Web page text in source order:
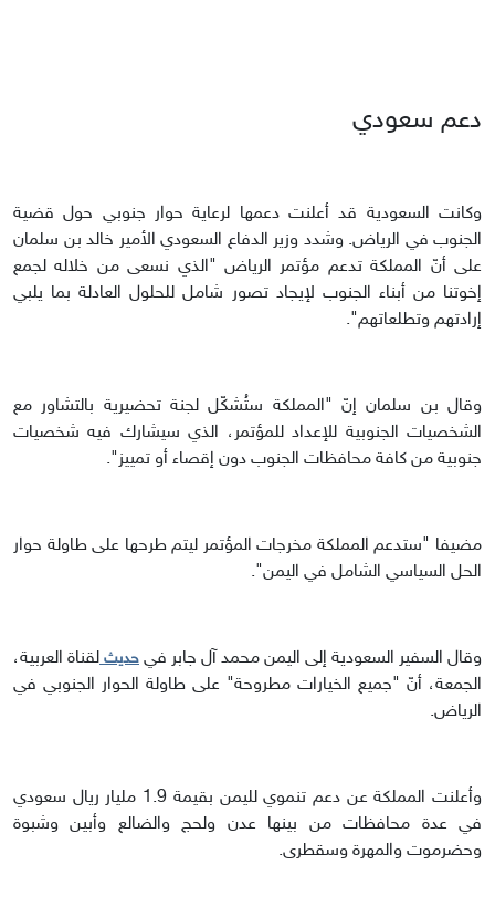
دعم سعودي
وكانت السعودية قد أعلنت دعمها لرعاية حوار جنوبي حول قضية
الجنوب في الرياض. وشدد وزير الدفاع السعودي الأمير خالد بن سلمان
على أنّ المملكة تدعم مؤتمر الرياض "الذي نسعى من خلاله لجمع
إخوتنا من أبناء الجنوب لإيجاد تصور شامل للحلول العادلة بما يلبي
إرادتهم وتطلعاتهم".
وقال بن سلمان إنّ "المملكة ستُشكّل لجنة تحضيرية بالتشاور مع
الشخصيات الجنوبية للإعداد للمؤتمر، الذي سيشارك فيه شخصيات
جنوبية من كافة محافظات الجنوب دون إقصاء أو تمييز".
مضيفا "ستدعم المملكة مخرجات المؤتمر ليتم طرحها على طاولة حوار
الحل السياسي الشامل في اليمن".
وقال السفير السعودية إلى اليمن محمد آل جابر في حديث لقناة العربية،
الجمعة، أنّ "جميع الخيارات مطروحة" على طاولة الحوار الجنوبي في
الرياض.
وأعلنت المملكة عن دعم تنموي لليمن بقيمة 1.9 مليار ريال سعودي
في عدة محافظات من بينها عدن ولحج والضالع وأبين وشبوة
وحضرموت والمهرة وسقطرى.